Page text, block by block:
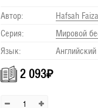
Автор:
Hafsah
Серия:
Мировой
Язык:
Английский
2 093₽